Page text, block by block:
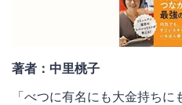
著者：中里桃子
「べつに有名にも大金持ち